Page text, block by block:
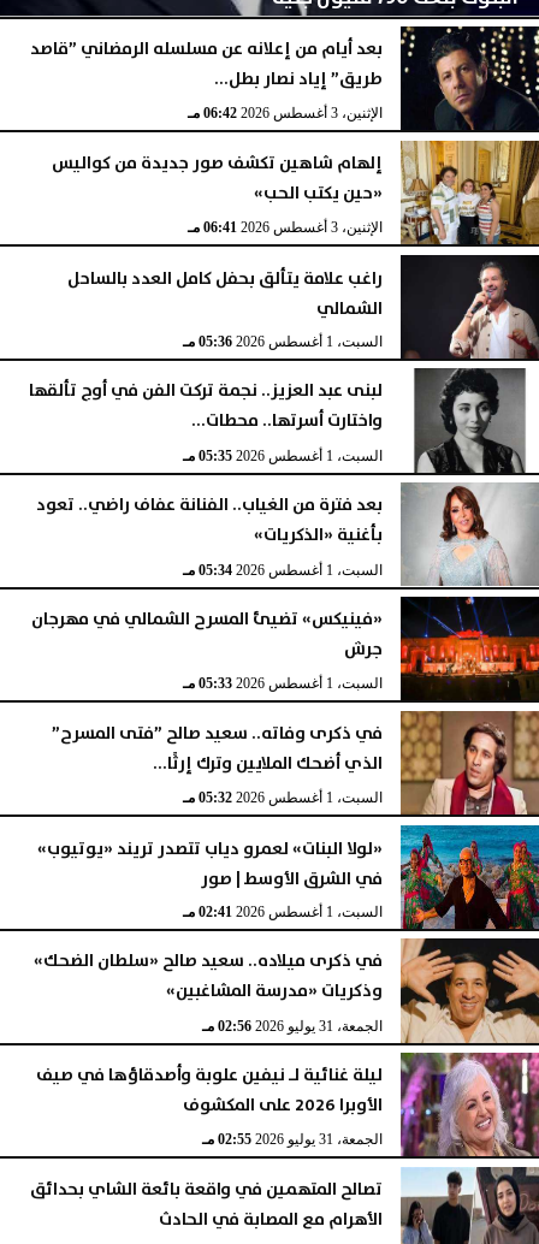
الإثنين، 3 أغسطس 2026 06:43 مـ
بعد أيام من إعلانه عن مسلسله الرمضاني ”قاصد
طريق” إياد نصار بطل...
الإثنين، 3 أغسطس 2026 06:42 مـ
إلهام شاهين تكشف صور جديدة من كواليس
«حين يكتب الحب»
الإثنين، 3 أغسطس 2026 06:41 مـ
راغب علامة يتألق بحفل كامل العدد بالساحل
الشمالي
السبت، 1 أغسطس 2026 05:36 مـ
لبنى عبد العزيز.. نجمة تركت الفن في أوج تألقها
واختارت أسرتها.. محطات...
السبت، 1 أغسطس 2026 05:35 مـ
بعد فترة من الغياب.. الفنانة عفاف راضي.. تعود
بأغنية «الذكريات»
السبت، 1 أغسطس 2026 05:34 مـ
«فينيكس» تضيئ المسرح الشمالي في مهرجان
جرش
السبت، 1 أغسطس 2026 05:33 مـ
في ذكرى وفاته.. سعيد صالح ”فتى المسرح”
الذي أضحك الملايين وترك إرثًا...
السبت، 1 أغسطس 2026 05:32 مـ
«لولا البنات» لعمرو دياب تتصدر تريند «يوتيوب»
في الشرق الأوسط | صور
السبت، 1 أغسطس 2026 02:41 مـ
في ذكرى ميلاده.. سعيد صالح «سلطان الضحك»
وذكريات «مدرسة المشاغبين»
الجمعة، 31 يوليو 2026 02:56 مـ
ليلة غنائية لـ نيفين علوبة وأصدقاؤها في صيف
الأوبرا 2026 على المكشوف
الجمعة، 31 يوليو 2026 02:55 مـ
تصالح المتهمين في واقعة بائعة الشاي بحدائق
الأهرام مع المصابة في الحادث